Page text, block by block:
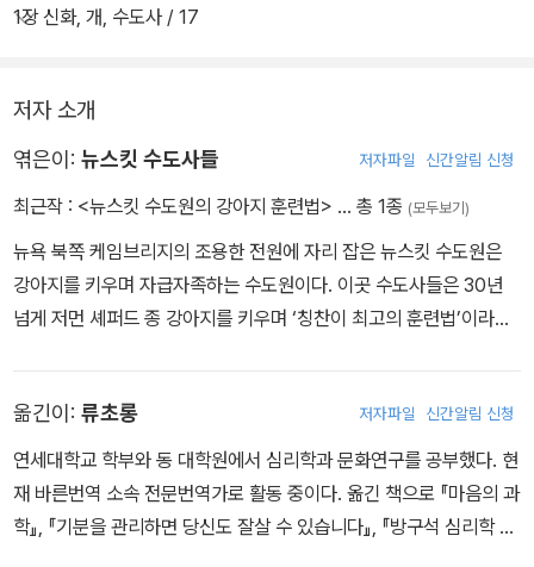
처음 키워보는 사람들도 차근차근 따라올 수 있도록 복종 프로그램의
전반적인 내용을 자세히 묘사했다.
1장 신화, 개, 수도사 / 17
저자 소개
엮은이: 뉴스킷 수도사들 저자파일 신간알림 신청
최근작 : <뉴스킷 수도원의 강아지 훈련법> … 총 1종 (모두보기)
뉴욕 북쪽 케임브리지의 조용한 전원에 자리 잡은 뉴스킷 수도원은
강아지를 키우며 자급자족하는 수도원이다. 이곳 수도사들은 30년
넘게 저먼 셰퍼드 종 강아지를 키우며 ‘칭찬이 최고의 훈련법’이라는
어야 함을 강조하며 입양인과 장기간 면담을 행하고, 반려인의 적성
과 환경을 고려해 그에게 꼭 맞는 강아지를 소개시켜주고자 노력한
다. 처음에 뉴스킷 수도사들이 강아지를 키우기 시작했던 당시에는
일반 대중들에게 개 훈련법이 잘 알려져 있지 않아서 개의 관점에서
옮긴이: 류초롱 저자파일 신간알림 신청
연세대학교 학부와 동 대학원에서 심리학과 문화연구를 공부했다. 현
재 바른번역 소속 전문번역가로 활동 중이다. 옮긴 책으로 『마음의 과
학』, 『기분을 관리하면 당신도 잘살 수 있습니다』, 『방구석 심리학 실